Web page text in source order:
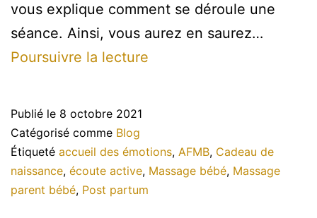
vous explique comment se déroule une
séance. Ainsi, vous aurez en saurez…
Poursuivre la lecture
ce
que
Publié le 8 octobre 2021
Catégorisé comme Blog
Étiqueté accueil des émotions, AFMB, Cadeau de
naissance, écoute active, Massage bébé, Massage
parent bébé, Post partum